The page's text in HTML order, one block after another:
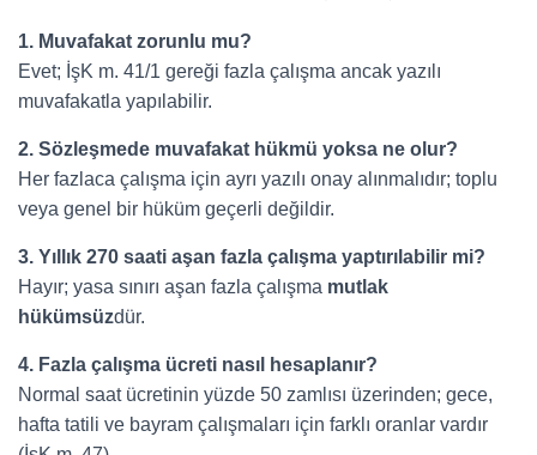
1. Muvafakat zorunlu mu?
Evet; İşK m. 41/1 gereği fazla çalışma ancak yazılı
muvafakatla yapılabilir.
2. Sözleşmede muvafakat hükmü yoksa ne olur?
Her fazlaca çalışma için ayrı yazılı onay alınmalıdır; toplu
veya genel bir hüküm geçerli değildir.
3. Yıllık 270 saati aşan fazla çalışma yaptırılabilir mi?
Hayır; yasa sınırı aşan fazla çalışma mutlak
hükümsüzdür.
4. Fazla çalışma ücreti nasıl hesaplanır?
Normal saat ücretinin yüzde 50 zamlısı üzerinden; gece,
hafta tatili ve bayram çalışmaları için farklı oranlar vardır